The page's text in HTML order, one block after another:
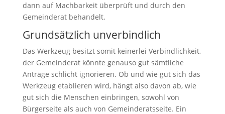
dann auf Machbarkeit überprüft und durch den
Gemeinderat behandelt.
Grundsätzlich unverbindlich
Das Werkzeug besitzt somit keinerlei Verbindlichkeit,
der Gemeinderat könnte genauso gut sämtliche
Anträge schlicht ignorieren. Ob und wie gut sich das
Werkzeug etablieren wird, hängt also davon ab, wie
gut sich die Menschen einbringen, sowohl von
Bürgerseite als auch von Gemeinderatsseite. Ein